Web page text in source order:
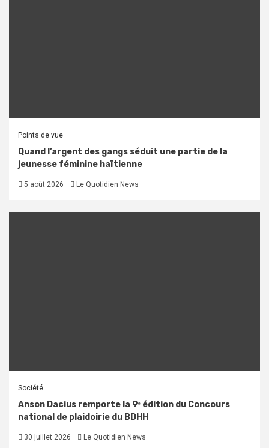
Points de vue
Quand l’argent des gangs séduit une partie de la
jeunesse féminine haïtienne
5 août 2026 Le Quotidien News
Société
Anson Dacius remporte la 9ᵉ édition du Concours
national de plaidoirie du BDHH
30 juillet 2026 Le Quotidien News